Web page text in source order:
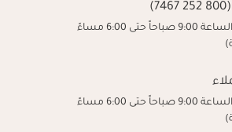
6:00 مساءً
6:00 مساءً